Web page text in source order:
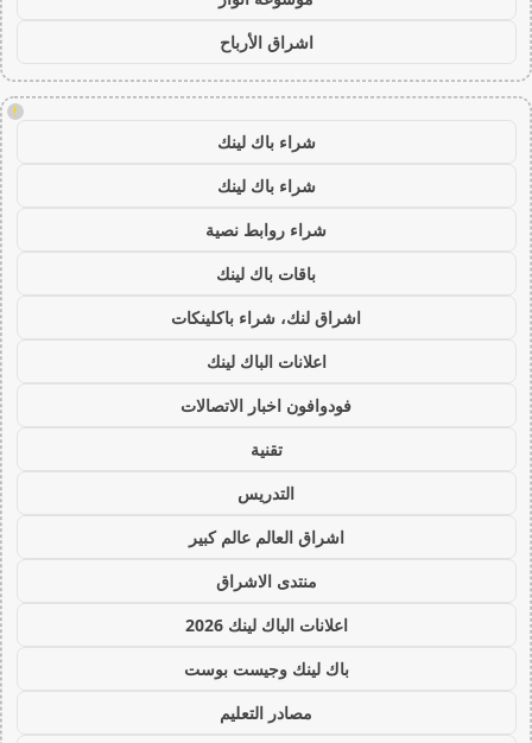
اشراق الأرباح
!
شراء باك لينك
شراء باك لينك
شراء روابط نصية
باقات باك لينك
اشراق لنك، شراء باكلينكات
اعلانات الباك لينك
فودوافون اخبار الاتصالات
تقنية
التدريس
اشراق العالم عالم كبير
منتدى الاشراق
اعلانات الباك لينك 2026
باك لينك وجيست بوست
مصادر التعليم